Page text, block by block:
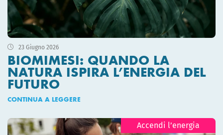
23 Giugno 2026
BIOMIMESI: QUANDO LA
NATURA ISPIRA L’ENERGIA DEL
FUTURO
CONTINUA A LEGGERE
Accendi l’energia